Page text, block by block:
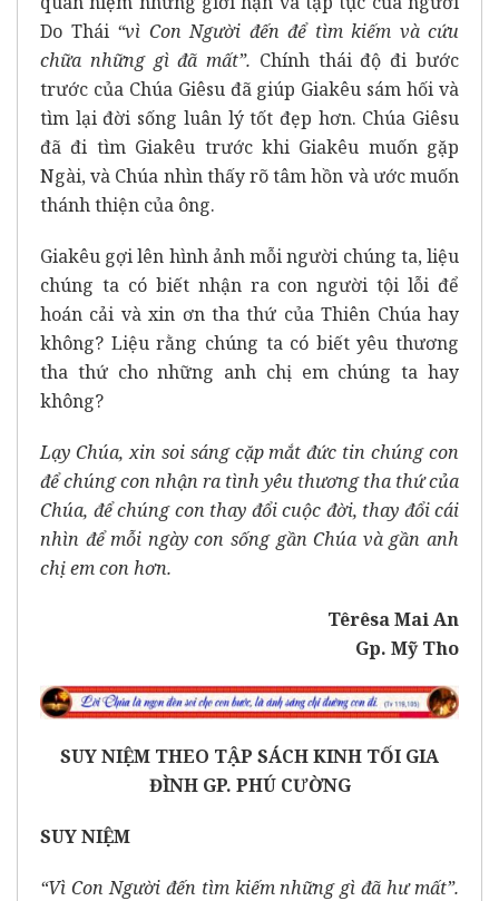
Do Thái “vì Con Người đến để tìm kiếm và cứu
chữa những gì đã mất”. Chính thái độ đi bước
trước của Chúa Giêsu đã giúp Giakêu sám hối và
tìm lại đời sống luân lý tốt đẹp hơn. Chúa Giêsu
đã đi tìm Giakêu trước khi Giakêu muốn gặp
Ngài, và Chúa nhìn thấy rõ tâm hồn và ước muốn
thánh thiện của ông.
Giakêu gợi lên hình ảnh mỗi người chúng ta, liệu
chúng ta có biết nhận ra con người tội lỗi để
hoán cải và xin ơn tha thứ của Thiên Chúa hay
không? Liệu rằng chúng ta có biết yêu thương
tha thứ cho những anh chị em chúng ta hay
không?
Lạy Chúa, xin soi sáng cặp mắt đức tin chúng con
để chúng con nhận ra tình yêu thương tha thứ của
Chúa, để chúng con thay đổi cuộc đời, thay đổi cái
nhìn để mỗi ngày con sống gần Chúa và gần anh
chị em con hơn.
Têrêsa Mai An
Gp. Mỹ Tho
SUY NIỆM THEO TẬP SÁCH KINH TỐI GIA
ĐÌNH GP. PHÚ CƯỜNG
SUY NIỆM
“Vì Con Người đến tìm kiếm những gì đã hư mất”.